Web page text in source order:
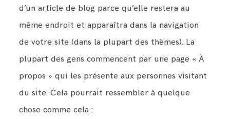
MARIAGE
INFOS
MARIAGE
PORFOLIO
d’un article de blog parce qu’elle restera au
même endroit et apparaîtra dans la navigation
de votre site (dans la plupart des thèmes). La
plupart des gens commencent par une page « À
propos » qui les présente aux personnes visitant
du site. Cela pourrait ressembler à quelque
chose comme cela :